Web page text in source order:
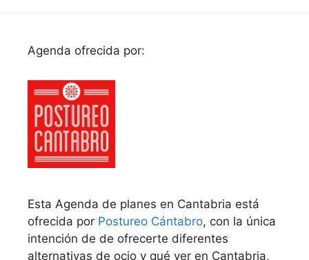
Agenda ofrecida por:
Esta Agenda de planes en Cantabria está
ofrecida por Postureo Cántabro, con la única
intención de de ofrecerte diferentes
alternativas de ocio y qué ver en Cantabria,